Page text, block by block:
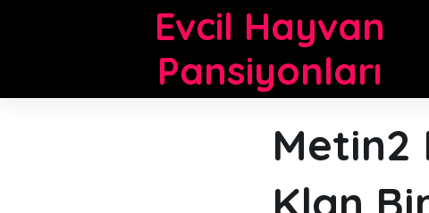
Evcil Hayvan
Pansiyonları
Metin2
Klan